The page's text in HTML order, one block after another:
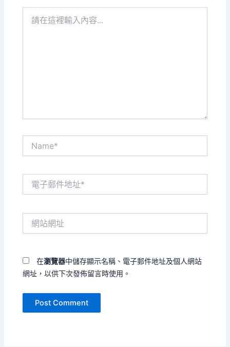
在瀏覽器中儲存顯示名稱、電子郵件地址及個人網站
網址，以供下次發佈留言時使用。